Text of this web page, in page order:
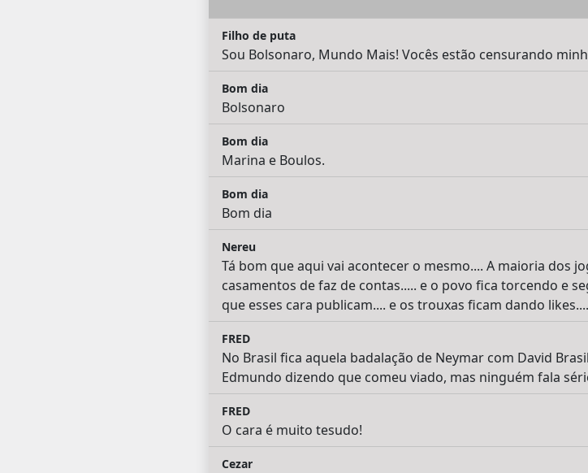
Filho de puta
Sou Bolsonaro, Mundo Mais! Vocês estão censurando
Bom dia
Bolsonaro
Bom dia
Marina e Boulos.
Bom dia
Bom dia
Nereu
Tá bom que aqui vai acontecer o mesmo.... A maioria dos
casamentos de faz de contas..... e o povo fica torcendo e
que esses cara publicam.... e os trouxas ficam dando
FRED
No Brasil fica aquela badalação de Neymar com David
Edmundo dizendo que comeu viado, mas ninguém fala
FRED
O cara é muito tesudo!
Cezar